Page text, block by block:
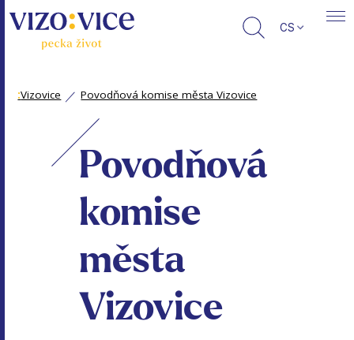
CS
:Vizovice Povodňová komise města Vizovice
Povodňová
komise
města
Vizovice